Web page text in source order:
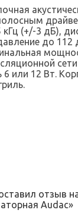
кГц (+/-3 дБ),
до 112
или 12 Вт.
отзыв
Audac»